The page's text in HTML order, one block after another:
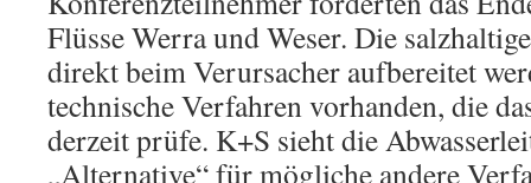
Flüsse Werra und Weser. Die
direkt beim Verursacher aufbereitet
technische Verfahren vorhanden, die
derzeit prüfe. K+S sieht die
„Alternative“ für mögliche andere